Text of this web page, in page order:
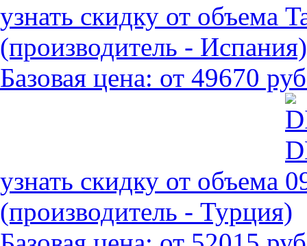
узнать скидку от объема
(производитель - Испания)
Базовая цена: от 49670
узнать скидку от объема
(производитель - Турция)